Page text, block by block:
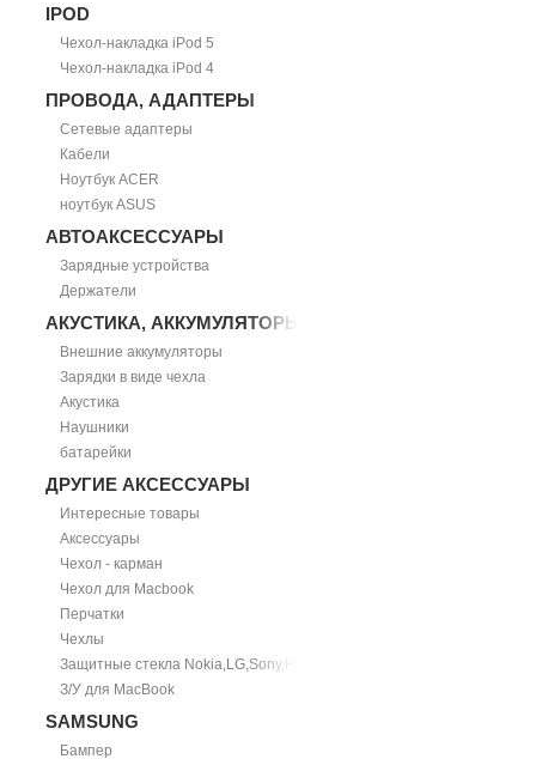
IPOD
Чехол-накладка iPod 5
Чехол-накладка iPod 4
ПРОВОДА, АДАПТЕРЫ
Сетевые адаптеры
Кабели
Ноутбук ACER
ноутбук ASUS
АВТОАКСЕССУАРЫ
Зарядные устройства
Держатели
АКУСТИКА, АККУМУЛЯТОРЫ
Внешние аккумуляторы
Зарядки в виде чехла
Акустика
Наушники
батарейки
ДРУГИЕ АКСЕССУАРЫ
Интересные товары
Аксессуары
Чехол - карман
Чехол для Macbook
Перчатки
Чехлы
Защитные стекла Nokia,LG,Sony,HTC
З/У для MacBook
SAMSUNG
Бампер